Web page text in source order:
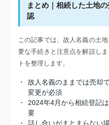
まとめ｜相続した土地
認
この記事では、故人名義の土
要な手続きと注意点を解説し
トを整理します。
・
故人名義のままでは売却
変更が必須
・
2024年4月から相続登記
要
・
話し合いがまとまらない